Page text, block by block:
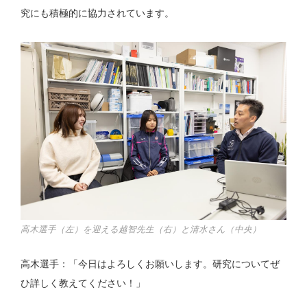
究にも積極的に協力されています。
高木選手（左）を迎える越智先生（右）と清水さん（中央）
高木選手：「今日はよろしくお願いします。研究についてぜ
ひ詳しく教えてください！」